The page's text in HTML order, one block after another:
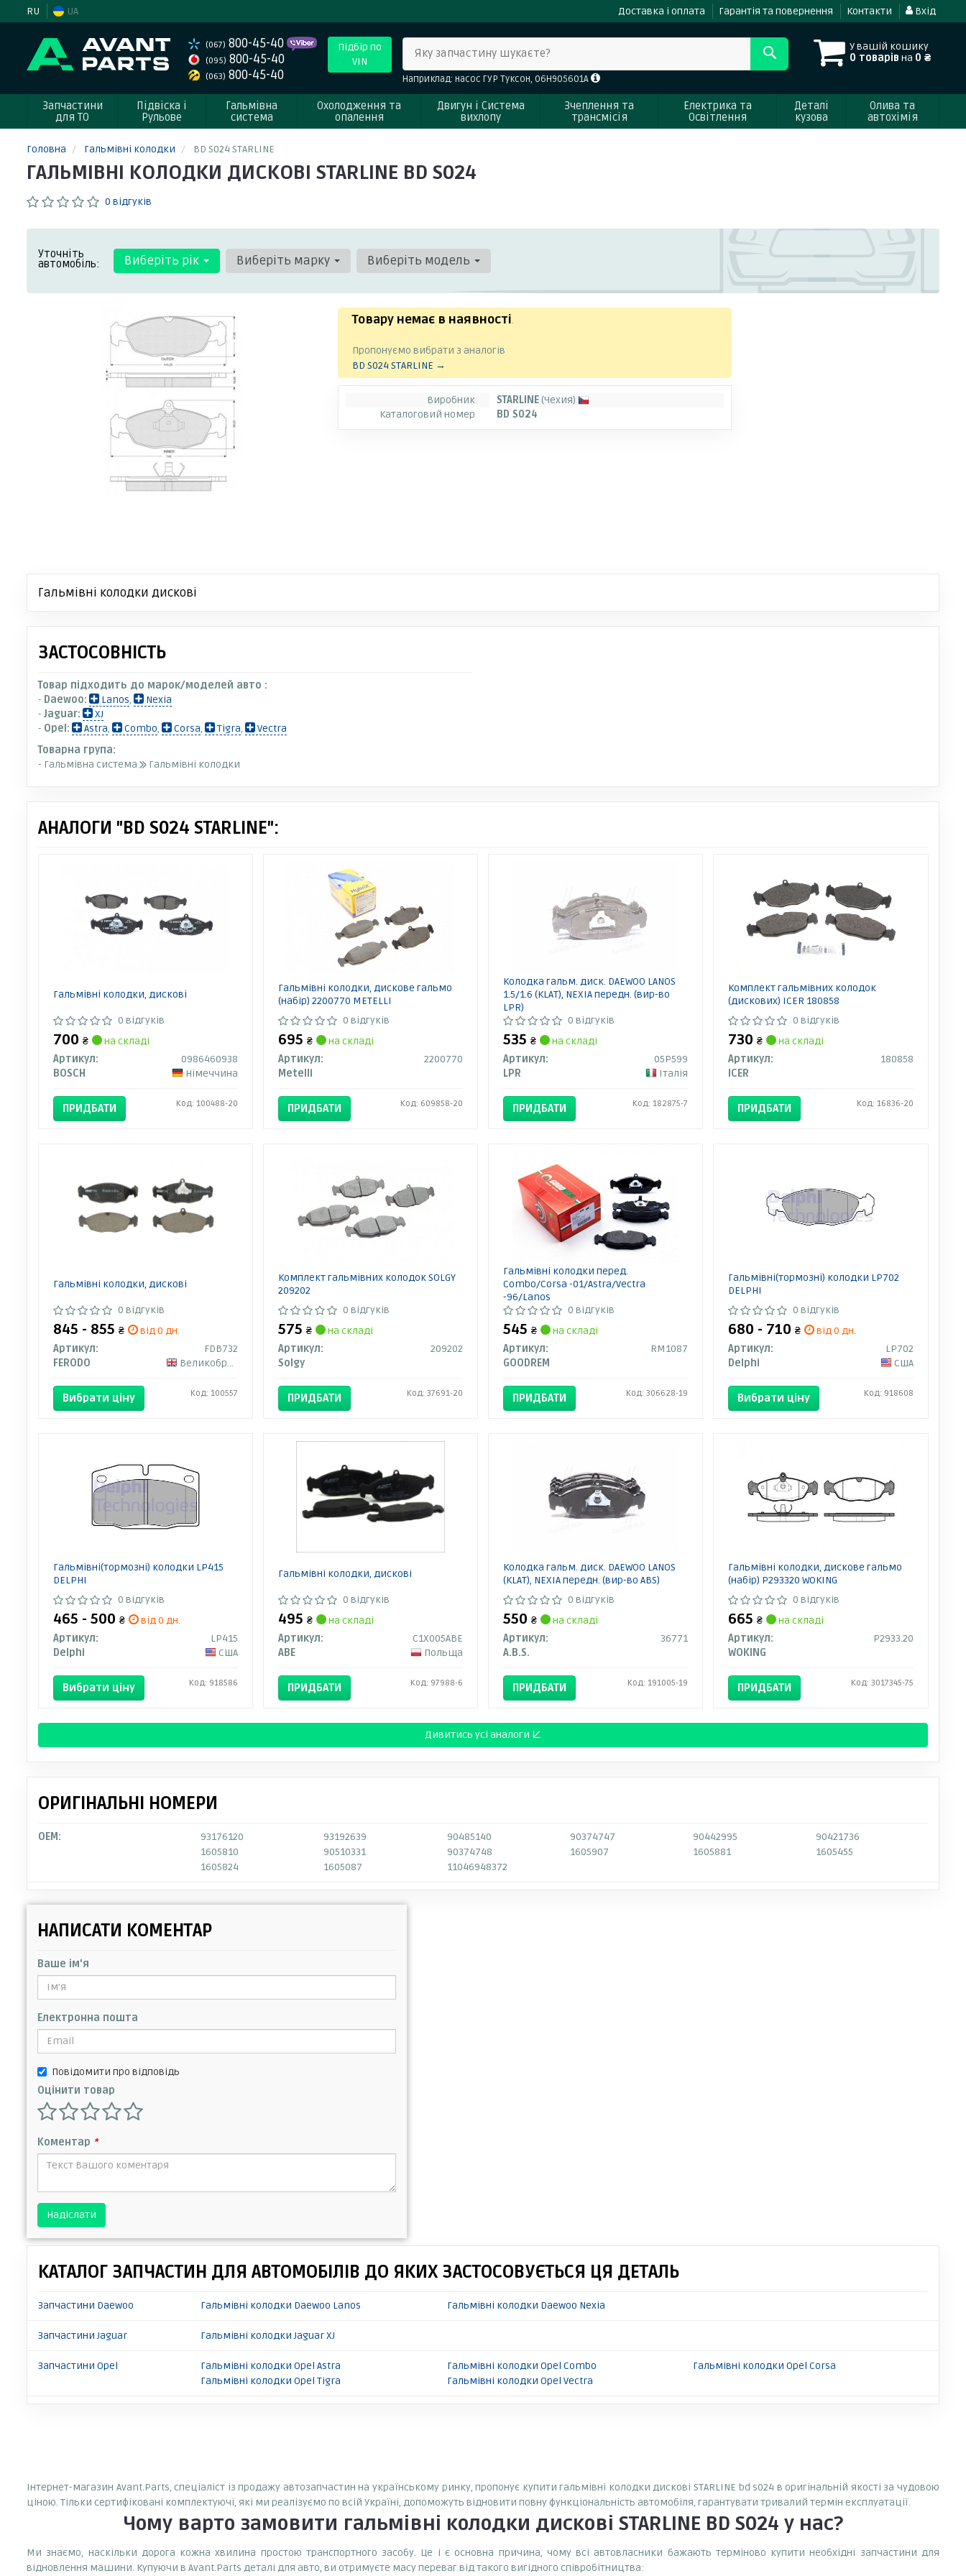
RU UA Доставка і оплата Гарантія та повернення Контакти Вхід
(067) 800-45-40
(095) 800-45-40
(063) 800-45-40
Підбір по
VIN
У вашій кошику
0 товарів на 0 ₴
Яку запчастину шукаєте?
Наприклад: насос ГУР Туксон, 06H905601A
Запчастини
для ТО
Підвіска і
Рульове
Гальмівна
система
Охолодження та
опалення
Двигун і Система
вихлопу
Зчеплення та
трансмісія
Електрика та
Освітлення
Деталі
кузова
Олива та
автохімія
Головна Гальмівні колодки BD S024 STARLINE
ГАЛЬМІВНІ КОЛОДКИ ДИСКОВІ STARLINE BD S024
0 відгуків
Уточніть
автомобіль: Виберіть рік Виберіть марку Виберіть модель
Товару немає в наявності.
Пропонуємо вибрати з аналогів
BD S024 STARLINE →
Виробник STARLINE (Чехия)
Каталоговий номер
BD S024
Гальмівні колодки дискові
ЗАСТОСОВНІСТЬ
Товар підходить до марок/моделей авто :
- Daewoo: Lanos,
Nexia
- Jaguar:
XJ
- Opel: Astra, Combo, Corsa, Tigra,
Vectra
Товарна група:
- Гальмівна система
Гальмівні колодки
АНАЛОГИ "BD S024 STARLINE":
Гальмівні колодки, дискові
0 відгуків
700 ₴
на складі
Артикул:
0986460938
BOSCH
Німеччина
ПРИДБАТИ Код: 100488-20
Гальмівні колодки, дискове гальмо
(набір) 2200770 METELLI
0 відгуків
695 ₴
на складі
Артикул:
2200770
Metelli
ПРИДБАТИ Код: 609858-20
Колодка гальм. диск. DAEWOO LANOS
1.5/1.6 (KLAT), NEXIA передн. (вир-во
LPR)
0 відгуків
535 ₴
на складі
Артикул:
05P599
LPR
Італія
ПРИДБАТИ Код: 182875-7
Комплект гальмівних колодок
(дискових) ICER 180858
0 відгуків
730₴
на складі
Артикул:
180858
ICER
ПРИДБАТИ Код: 16836-20
Гальмівні колодки, дискові
0 відгуків
845 - 855 ₴
від 0 дн.
Артикул:
FDB732
FERODO
Великобританія
Вибрати ціну Код: 100557
Комплект гальмівних колодок SOLGY
209202
0 відгуків
575 ₴
на складі
Артикул:
209202
Solgy
ПРИДБАТИ Код: 37691-20
Гальмівні колодки перед.
Combo/Corsa -01/Astra/Vectra
-96/Lanos
0 відгуків
545 ₴
на складі
Артикул:
RM1087
GOODREM
ПРИДБАТИ Код: 306628-19
Гальмівні(тормозні) колодки LP702
DELPHI
0 відгуків
680 - 710₴
від 0 дн.
Артикул:
LP702
Delphi
США
Вибрати ціну Код: 918608
Гальмівні(тормозні) колодки LP415
DELPHI
0 відгуків
465 - 500 ₴
від 0 дн.
Артикул:
LP415
Delphi
США
Вибрати ціну Код: 918586
Гальмівні колодки, дискові
0 відгуків
495 ₴
на складі
Артикул:
C1X005ABE
ABE
Польща
ПРИДБАТИ Код: 97988-6
Колодка гальм. диск. DAEWOO LANOS
(KLAT), NEXIA передн. (вир-во ABS)
0 відгуків
550 ₴
на складі
Артикул:
36771
A.B.S.
ПРИДБАТИ Код: 191005-19
Гальмівні колодки, дискове гальмо
(набір) P293320 WOKING
0 відгуків
665₴
на складі
Артикул:
P2933.20
WOKING
ПРИДБАТИ Код: 3017345-75
Дивитись усі аналоги ↓
ОРИГІНАЛЬНІ НОМЕРИ
OEM: 93176120 93192639 90485140 90374747 90442995
90421736
1605810
90510331 90374748 1605907 1605881
1605455
1605824
1605087 11046948372
НАПИСАТИ КОМЕНТАР
Ваше ім'я
Електронна пошта
Повідомити про відповідь
Оцінити товар
Коментар *
Надіслати
КАТАЛОГ ЗАПЧАСТИН ДЛЯ АВТОМОБІЛІВ ДО ЯКИХ ЗАСТОСОВУЄТЬСЯ ЦЯ ДЕТАЛЬ
Запчастини Daewoo Гальмівні колодки Daewoo Lanos Гальмівні колодки Daewoo Nexia
Запчастини Jaguar Гальмівні колодки Jaguar XJ
Запчастини Opel Гальмівні колодки Opel Astra Гальмівні колодки Opel Combo
Гальмівні колодки Opel Corsa
Гальмівні колодки Opel Tigra
Гальмівні колодки Opel Vectra
Інтернет-магазин Avant.Parts, спеціаліст із продажу автозапчастин на українському ринку, пропонує купити гальмівні колодки дискові STARLINE bd s024 в оригінальній якості за чудовою
ціною. Тільки сертифіковані комплектуючі, які ми реалізуємо по всій Україні, допоможуть відновити повну функціональність автомобіля, гарантувати тривалий термін експлуатації.
Чому варто замовити гальмівні колодки дискові STARLINE BD S024 у нас?
Ми знаємо, наскільки дорога кожна хвилина простою транспортного засобу. Це і є основна причина, чому всі автовласники бажають терміново купити необхідні запчастини для
відновлення машини. Купуючи в Avant.Parts деталі для авто, ви отримуєте масу переваг від такого вигідного співробітництва: